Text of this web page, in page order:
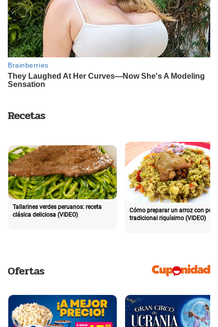
Recetas
Tallarines verdes peruanos: receta
clásica deliciosa (VIDEO)
Cómo preparar un arroz con pollo
tradicional riquísimo (VIDEO)
Ofertas